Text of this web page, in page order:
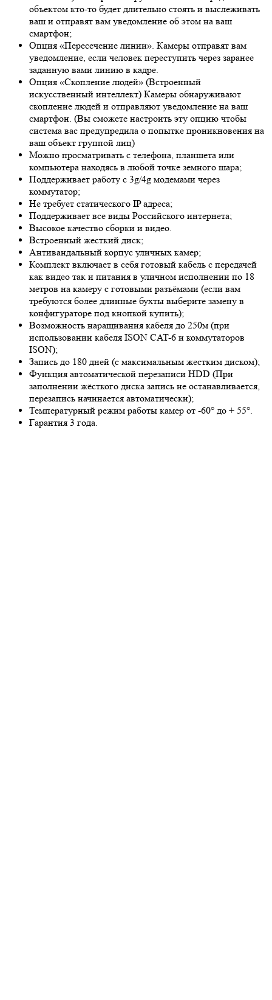
объектом кто-то будет длительно стоять и выслеживать
ваш и отправят вам уведомление об этом на ваш
смартфон;
Опция «Пересечение линии». Камеры отправят вам
уведомление, если человек переступить через заранее
заданную вами линию в кадре.
Опция «Скопление людей» (Встроенный
искусственный интеллект) Камеры обнаруживают
скопление людей и отправляют уведомление на ваш
смартфон. (Вы сможете настроить эту опцию чтобы
система вас предупредила о попытке проникновения на
ваш объект группой лиц)
Можно просматривать с телефона, планшета или
компьютера находясь в любой точке земного шара;
Поддерживает работу с 3g/4g модемами через
коммутатор;
Не требует статического IP адреса;
Поддерживает все виды Российского интернета;
Высокое качество сборки и видео.
Встроенный жесткий диск;
Антивандальный корпус уличных камер;
Комплект включает в себя готовый кабель с передачей
как видео так и питания в уличном исполнении по 18
метров на камеру с готовыми разъёмами (если вам
требуются более длинные бухты выберите замену в
конфигураторе под кнопкой купить);
Возможность наращивания кабеля до 250м (при
использовании кабеля ISON CAT-6 и коммутаторов
ISON);
Запись до 180 дней (с максимальным жестким диском);
Функция автоматической перезаписи HDD (При
заполнении жёсткого диска запись не останавливается,
перезапись начинается автоматически);
Температурный режим работы камер от -60° до + 55°.
Гарантия 3 года.